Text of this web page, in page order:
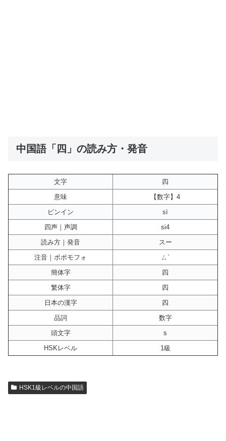
中国語「四」の読み方・発音
文字
四
意味
【数字】4
ピンイン
sì
四声｜声調
si4
読み方｜発音
スー
注音｜ボポモフォ
ㄙˋ
簡体字
四
繁体字
四
日本の漢字
四
品詞
数字
頭文字
s
HSKレベル
1級
HSK1級レベルの中国語